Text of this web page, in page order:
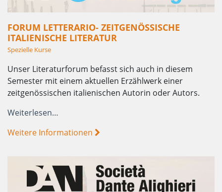
FORUM LETTERARIO- ZEITGENÖSSISCHE
ITALIENISCHE LITERATUR
Spezielle Kurse
Unser Literaturforum befasst sich auch in diesem
Semester mit einem aktuellen Erzählwerk einer
zeitgenössischen italienischen Autorin oder Autors.
Weiterlesen…
Weitere Informationen